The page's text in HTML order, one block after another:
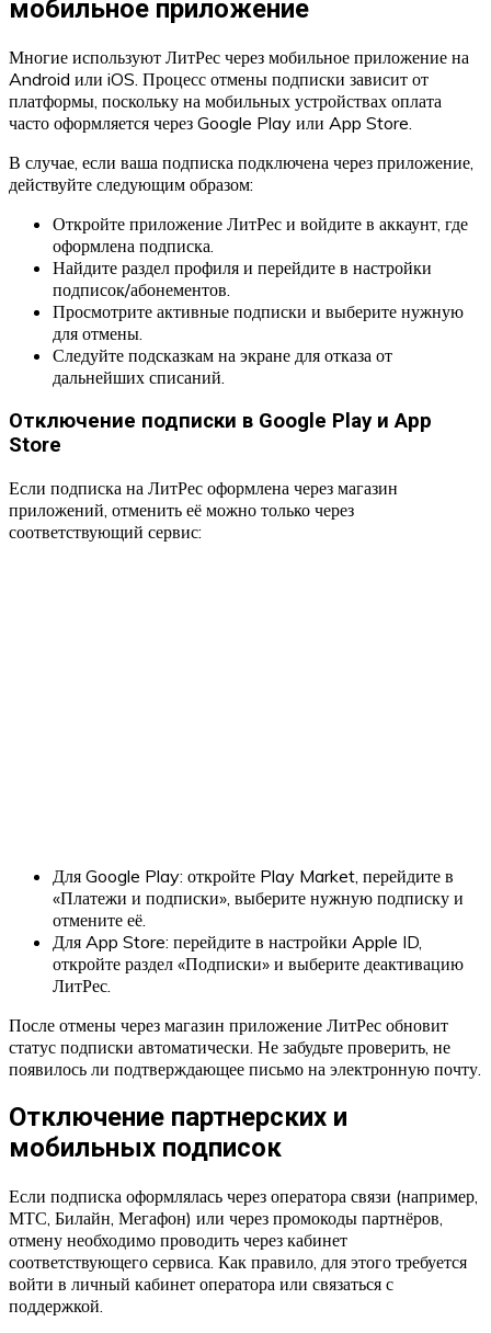
мобильное приложение
Многие используют ЛитРес через мобильное приложение на
Android или iOS. Процесс отмены подписки зависит от
платформы, поскольку на мобильных устройствах оплата
часто оформляется через Google Play или App Store.
В случае, если ваша подписка подключена через приложение,
действуйте следующим образом:
Откройте приложение ЛитРес и войдите в аккаунт, где
оформлена подписка.
Найдите раздел профиля и перейдите в настройки
подписок/абонементов.
Просмотрите активные подписки и выберите нужную
для отмены.
Следуйте подсказкам на экране для отказа от
дальнейших списаний.
Отключение подписки в Google Play и App
Store
Если подписка на ЛитРес оформлена через магазин
приложений, отменить её можно только через
соответствующий сервис:
Для Google Play: откройте Play Market, перейдите в
«Платежи и подписки», выберите нужную подписку и
отмените её.
Для App Store: перейдите в настройки Apple ID,
откройте раздел «Подписки» и выберите деактивацию
ЛитРес.
После отмены через магазин приложение ЛитРес обновит
статус подписки автоматически. Не забудьте проверить, не
появилось ли подтверждающее письмо на электронную почту.
Отключение партнерских и
мобильных подписок
Если подписка оформлялась через оператора связи (например,
МТС, Билайн, Мегафон) или через промокоды партнёров,
отмену необходимо проводить через кабинет
соответствующего сервиса. Как правило, для этого требуется
войти в личный кабинет оператора или связаться с
поддержкой.